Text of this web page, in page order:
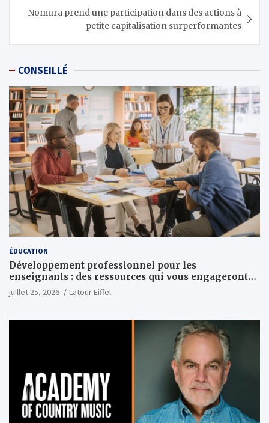
Nomura prend une participation dans des actions à
petite capitalisation surperformantes
CONSEILLÉ
ÉDUCATION
Développement professionnel pour les
enseignants : des ressources qui vous engageront
vraiment
juillet 25, 2026 Latour Eiffel